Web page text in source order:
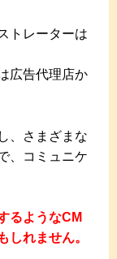
トレーターは
広告代理店か
、さまざまな
、コミュニケ
るようなCM
しれません。